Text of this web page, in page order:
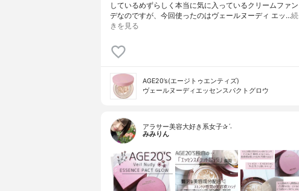
しているめずらしく本当に気に入っているクリームファン
デなのですが、今回使ったのはヴェールヌーディ エッ…続
きを見る
AGE20’s(エージトゥエンティズ)
ヴェールヌーディエッセンスパクトグロウ
アラサー美容大好き系女子✰ˊ˗
みみりん